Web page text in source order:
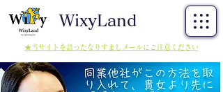
WixyLand
★当サイトを語ったなりすましメールにご注意ください